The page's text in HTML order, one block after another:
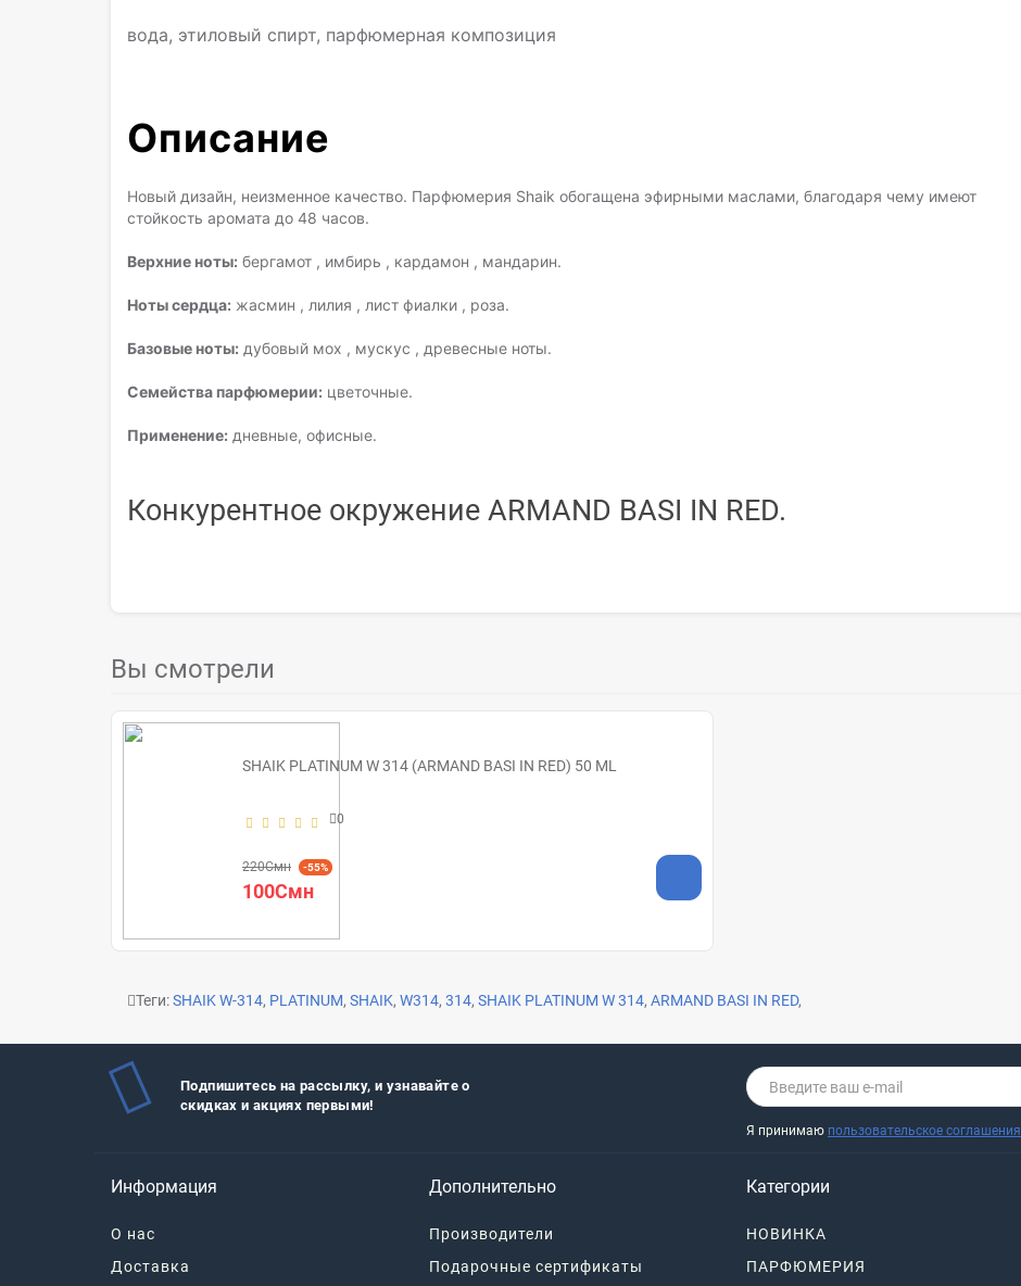
вода, этиловый спирт, парфюмерная композиция
Описание
Новый дизайн, неизменное качество. Парфюмерия Shaik обогащена эфирными маслами, благодаря чему имеют
стойкость аромата до 48 часов.
Верхние ноты: бергамот , имбирь , кардамон , мандарин.
Ноты сердца: жасмин , лилия , лист фиалки , роза.
Базовые ноты: дубовый мох , мускус , древесные ноты.
Семейства парфюмерии: цветочные.
Применение: дневные, офисные.
Конкурентное окружение ARMAND BASI IN RED.
Вы смотрели
SHAIK PLATINUM W 314 (ARMAND BASI IN RED) 50 ML
0
220Смн -55%
100Смн
Теги:SHAIK W-314, PLATINUM, SHAIK, W314, 314, SHAIK PLATINUM W 314, ARMAND BASI IN RED,
Подпишитесь на рассылку, и узнавайте о
скидках и акциях первыми!
Я принимаю пользовательское соглашения
Информация
О нас
Доставка
Дополнительно
Производители
Подарочные сертификаты
Категории
НОВИНКА
ПАРФЮМЕРИЯ